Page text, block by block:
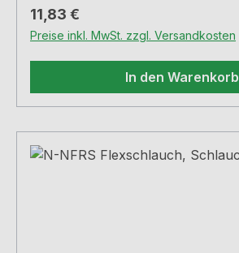
Regulärer Preis:
11,83 €
Preise inkl. MwSt. zzgl. Versandkosten
In den Warenkorb